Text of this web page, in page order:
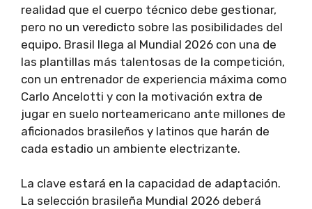
realidad que el cuerpo técnico debe gestionar,
pero no un veredicto sobre las posibilidades del
equipo. Brasil llega al Mundial 2026 con una de
las plantillas más talentosas de la competición,
con un entrenador de experiencia máxima como
Carlo Ancelotti y con la motivación extra de
jugar en suelo norteamericano ante millones de
aficionados brasileños y latinos que harán de
cada estadio un ambiente electrizante.
La clave estará en la capacidad de adaptación.
La selección brasileña Mundial 2026 deberá